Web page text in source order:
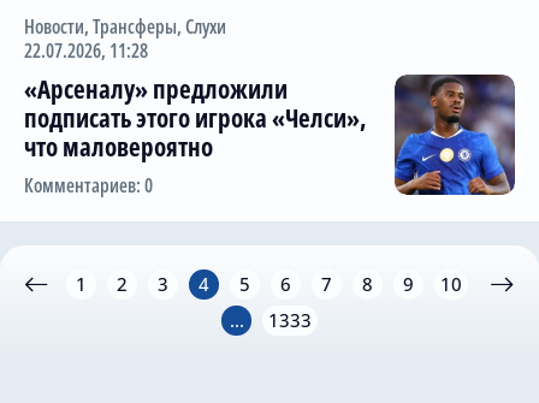
Новости,Трансферы,Слухи
22.07.2026, 11:28
«Арсеналу» предложили
подписать этого игрока «Челси»,
что маловероятно
Комментариев: 0
1 2 3 4 5 6 7 8 9
10
...
1333